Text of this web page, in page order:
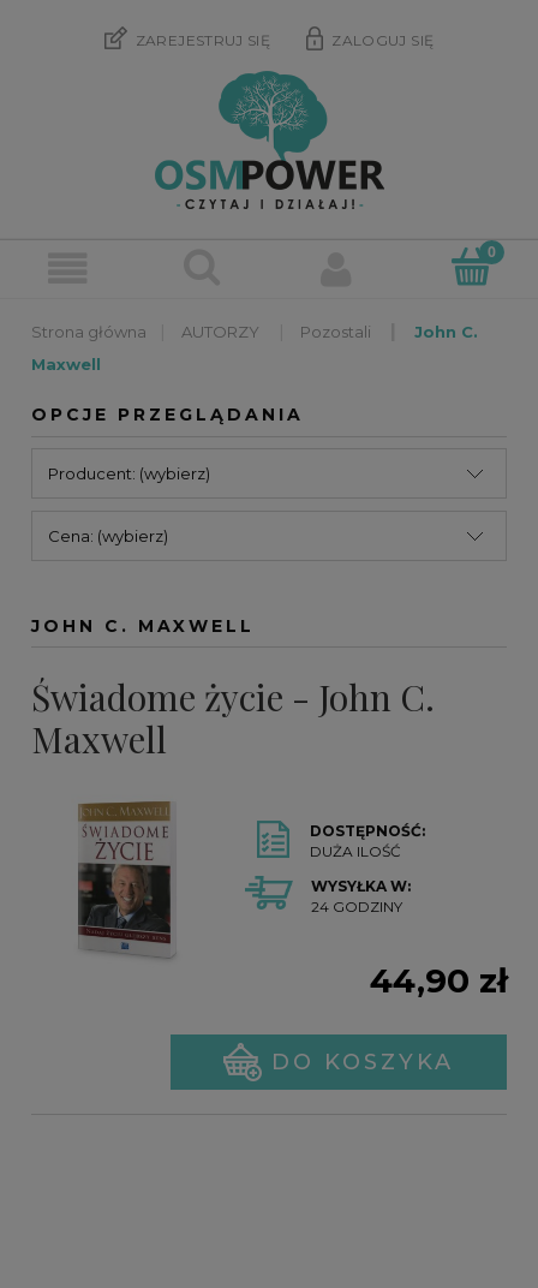
ZAREJESTRUJ SIĘ ZALOGUJ SIĘ
AUTORZY Pozostali
John C.
Maxwell
OPCJE PRZEGLĄDANIA
Producent: (wybierz)
Cena: (wybierz)
JOHN C. MAXWELL
Świadome życie - John C.
Maxwell
DOSTĘPNOŚĆ:
DUŻA ILOŚĆ
WYSYŁKA W:
24 GODZINY
44,90 zł
DO KOSZYKA